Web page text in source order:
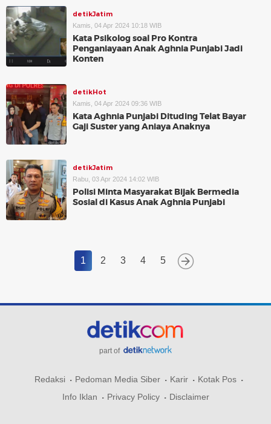
detikJatim
Kamis, 04 Apr 2024 10:18 WIB
Kata Psikolog soal Pro Kontra
Penganiayaan Anak Aghnia Punjabi Jadi
Konten
detikHot
Kamis, 04 Apr 2024 09:36 WIB
Kata Aghnia Punjabi Dituding Telat Bayar
Gaji Suster yang Aniaya Anaknya
detikJatim
Rabu, 03 Apr 2024 14:02 WIB
Polisi Minta Masyarakat Bijak Bermedia
Sosial di Kasus Anak Aghnia Punjabi
1 2 3 4 5
part of
Redaksi Pedoman Media Siber Karir
Kotak Pos
Info Iklan
Privacy Policy Disclaimer